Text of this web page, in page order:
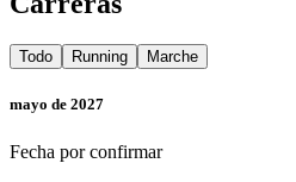
Todo Running Marche
mayo de 2027
Fecha por confirmar